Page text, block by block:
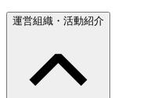
運営組織・活動紹介